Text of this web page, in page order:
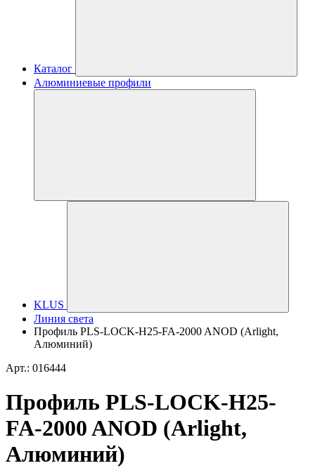
Каталог
Алюминиевые профили
KLUS
Линия света
Профиль PLS-LOCK-H25-FA-2000 ANOD (Arlight,
Алюминий)
Арт.: 016444
Профиль PLS-LOCK-H25-
FA-2000 ANOD (Arlight,
Алюминий)